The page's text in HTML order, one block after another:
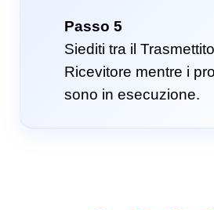
Passo 5
Siediti tra il
Ricevitore mentre i
sono in esecuzione.